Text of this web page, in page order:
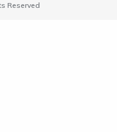
Reserved